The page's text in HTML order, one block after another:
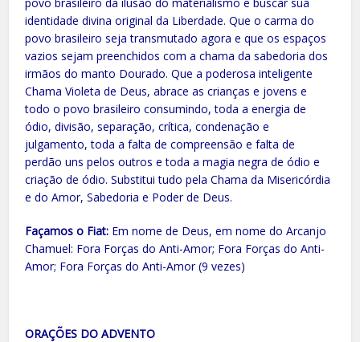
identidade divina original da Liberdade. Que o carma do
povo brasileiro seja transmutado agora e que os espaços
vazios sejam preenchidos com a chama da sabedoria dos
irmãos do manto Dourado. Que a poderosa inteligente
Chama Violeta de Deus, abrace as crianças e jovens e
todo o povo brasileiro consumindo, toda a energia de
ódio, divisão, separação, crítica, condenação e
julgamento, toda a falta de compreensão e falta de
perdão uns pelos outros e toda a magia negra de ódio e
criação de ódio. Substitui tudo pela Chama da Misericórdia
e do Amor, Sabedoria e Poder de Deus.
Façamos o Fiat: Em nome de Deus, em nome do Arcanjo
Chamuel: Fora Forças do Anti-Amor; Fora Forças do Anti-
Amor; Fora Forças do Anti-Amor (9 vezes)
ORAÇÕES DO ADVENTO